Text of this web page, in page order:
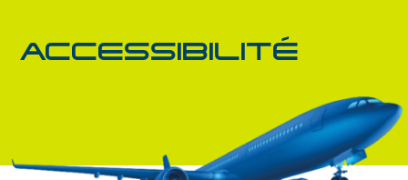
ACCESSIBILITÉ